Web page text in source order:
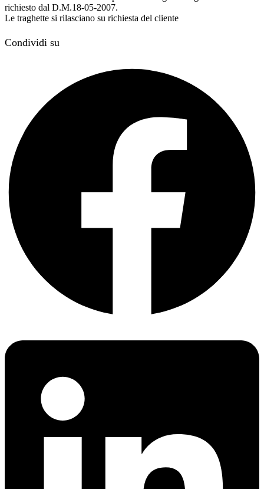
richiesto dal D.M.18-05-2007.
Le traghette si rilasciano su richiesta del cliente
Condividi su